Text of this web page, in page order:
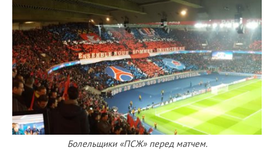
Болельщики «ПСЖ» перед матчем.